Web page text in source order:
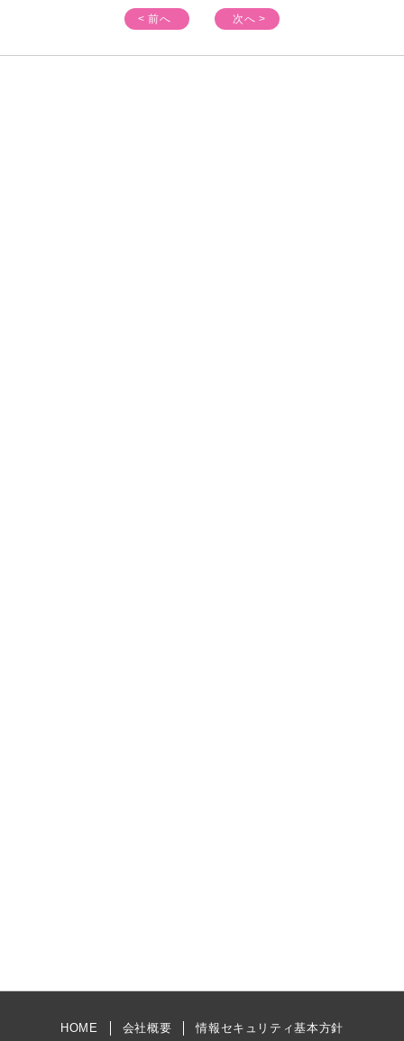
< 前へ 次へ >
HOME 会社概要 情報セキュリティ基本方針